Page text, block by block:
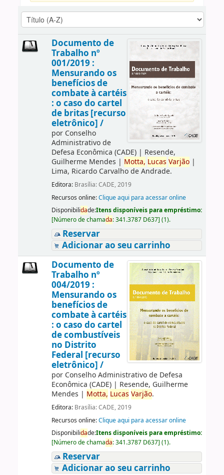
Documento de
Trabalho nº
001/2019 :
Mensurando os
benefícios de
combate à cartéis
: o caso do cartel
de britas [recurso
eletrônico] /
por Conselho
Administrativo de
Defesa Econômica (CADE)| Resende,
Guilherme Mendes | Motta, Lucas Varjão|
Lima, Ricardo Carvalho de Andrade.
Editora: Brasília: CADE, 2019
Recursos online:Clique aqui para acessar online
Disponibilidade:Itens disponíveis para empréstimo:
[Número de chamada:341.3787 D637] (1).
Reservar
Adicionar ao seu carrinho
Documento de
Trabalho nº
004/2019 :
Mensurando os
benefícios de
combate à cartéis
: o caso do cartel
de combustíveis
no Distrito
Federal [recurso
eletrônico] /
por Conselho Administrativo de Defesa
Econômica (CADE)| Resende, Guilherme
Mendes | Motta, Lucas Varjão.
Editora: Brasília: CADE, 2019
Recursos online:Clique aqui para acessar online
Disponibilidade:Itens disponíveis para empréstimo:
[Número de chamada:341.3787 D637] (1).
Reservar
Adicionar ao seu carrinho